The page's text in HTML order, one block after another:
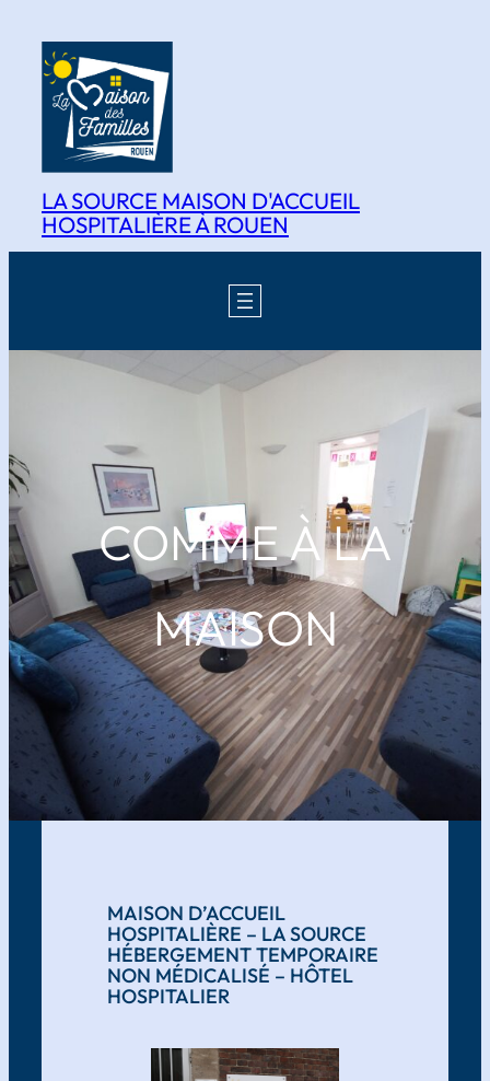
contenu
LA SOURCE MAISON D'ACCUEIL
HOSPITALIÈRE À ROUEN
COMME À LA
MAISON
MAISON D’ACCUEIL
HOSPITALIÈRE – LA SOURCE
HÉBERGEMENT TEMPORAIRE
NON MÉDICALISÉ – HÔTEL
HOSPITALIER